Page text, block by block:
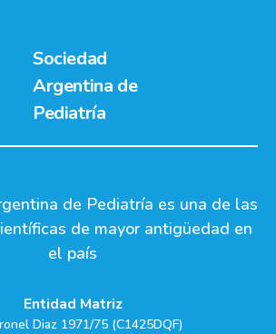
Sociedad
Argentina de
Pediatría
de Pediatría es una de las
de mayor antigüedad en
el país
Entidad Matriz
Diaz 1971/75 (C1425DQF)